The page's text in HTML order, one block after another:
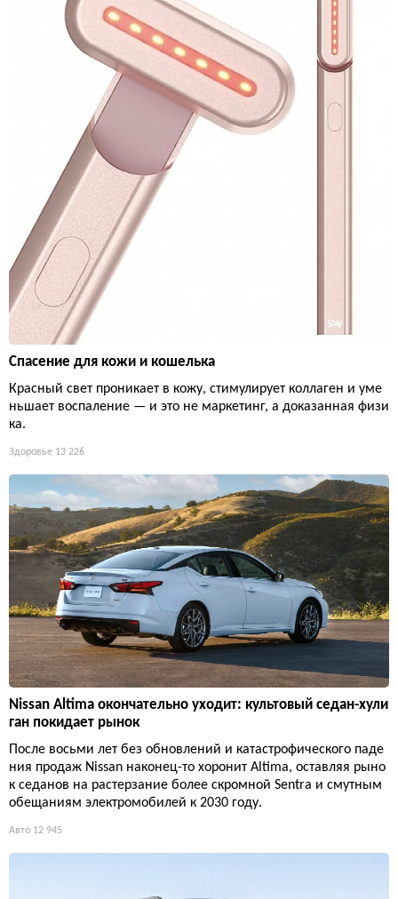
Спасение для кожи и кошелька
Красный свет проникает в кожу, стимулирует коллаген и уме
ньшает воспаление — и это не маркетинг, а доказанная физи
ка.
Здоровье 13 226
Nissan Altima окончательно уходит: культовый седан-хули
ган покидает рынок
После восьми лет без обновлений и катастрофического паде
ния продаж Nissan наконец-то хоронит Altima, оставляя рыно
к седанов на растерзание более скромной Sentra и смутным
обещаниям электромобилей к 2030 году.
Авто 12 945